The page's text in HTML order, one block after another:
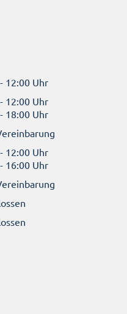
12:00 Uhr
12:00 Uhr
18:00 Uhr
12:00 Uhr
16:00 Uhr